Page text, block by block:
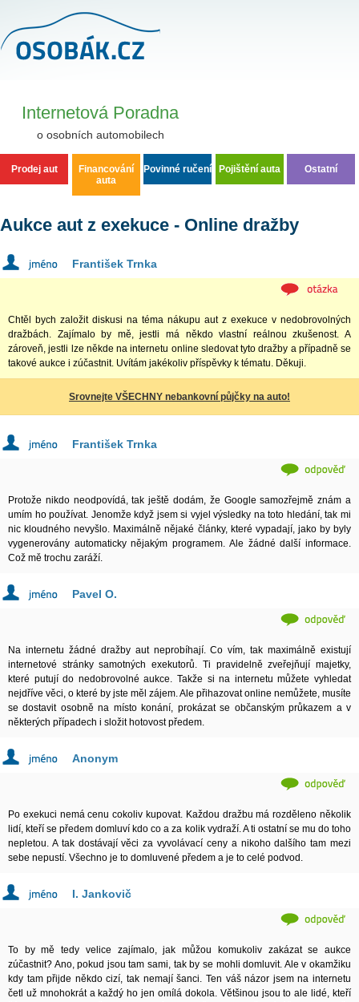
Internetová Poradna
o osobních automobilech
Prodej aut
Financování
auta
Povinné ručení Pojištění auta Ostatní
Aukce aut z exekuce - Online dražby
František Trnka
Chtěl bych založit diskusi na téma nákupu aut z exekuce v nedobrovolných
dražbách. Zajímalo by mě, jestli má někdo vlastní reálnou zkušenost. A
zároveň, jestli lze někde na internetu online sledovat tyto dražby a případně se
takové aukce i zúčastnit. Uvítám jakékoliv příspěvky k tématu. Děkuji.
Srovnejte VŠECHNY nebankovní půjčky na auto!
František Trnka
Protože nikdo neodpovídá, tak ještě dodám, že Google samozřejmě znám a
umím ho používat. Jenomže když jsem si vyjel výsledky na toto hledání, tak mi
nic kloudného nevyšlo. Maximálně nějaké články, které vypadají, jako by byly
vygenerovány automaticky nějakým programem. Ale žádné další informace.
Což mě trochu zaráží.
Pavel O.
Na internetu žádné dražby aut neprobíhají. Co vím, tak maximálně existují
internetové stránky samotných exekutorů. Ti pravidelně zveřejňují majetky,
které putují do nedobrovolné aukce. Takže si na internetu můžete vyhledat
nejdříve věci, o které by jste měl zájem. Ale přihazovat online nemůžete, musíte
se dostavit osobně na místo konání, prokázat se občanským průkazem a v
některých případech i složit hotovost předem.
Anonym
Po exekuci nemá cenu cokoliv kupovat. Každou dražbu má rozděleno několik
lidí, kteří se předem domluví kdo co a za kolik vydraží. A ti ostatní se mu do toho
nepletou. A tak dostávají věci za vyvolávací ceny a nikoho dalšího tam mezi
sebe nepustí. Všechno je to domluvené předem a je to celé podvod.
I. Jankovič
To by mě tedy velice zajímalo, jak můžou komukoliv zakázat se aukce
zúčastnit? Ano, pokud jsou tam sami, tak by se mohli domluvit. Ale v okamžiku
kdy tam přijde někdo cizí, tak nemají šanci. Ten váš názor jsem na internetu
četl už mnohokrát a každý ho jen omílá dokola. Většinou jsou to ale lidé, kteří